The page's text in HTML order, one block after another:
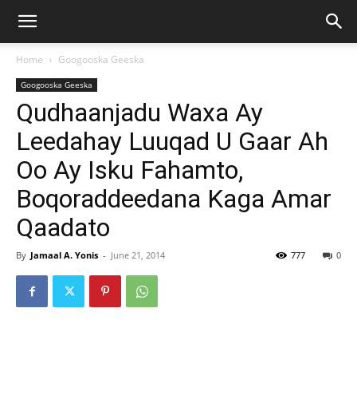
Home Googooska Geeska
Googooska Geeska
Qudhaanjadu Waxa Ay
Leedahay Luuqad U Gaar Ah
Oo Ay Isku Fahamto,
Boqoraddeedana Kaga Amar
Qaadato
By Jamaal A. Yonis - June 21, 2014 0
777